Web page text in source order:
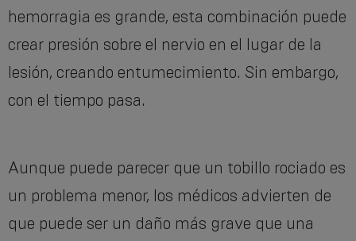
hemorragia es grande, esta combinación puede
crear presión sobre el nervio en el lugar de la
lesión, creando entumecimiento. Sin embargo,
con el tiempo pasa.
Aunque puede parecer que un tobillo rociado es
un problema menor, los médicos advierten de
que puede ser un daño más grave que una